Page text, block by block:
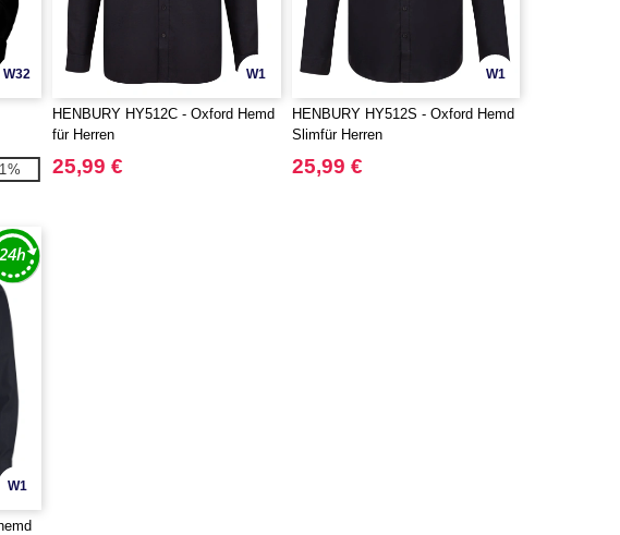
W32 W1
HENBURY HY512C - Oxford Hemd
für Herren
25,99 €
W1
HENBURY HY512S - Oxford Hemd
Slimfür Herren
25,99 €
W1